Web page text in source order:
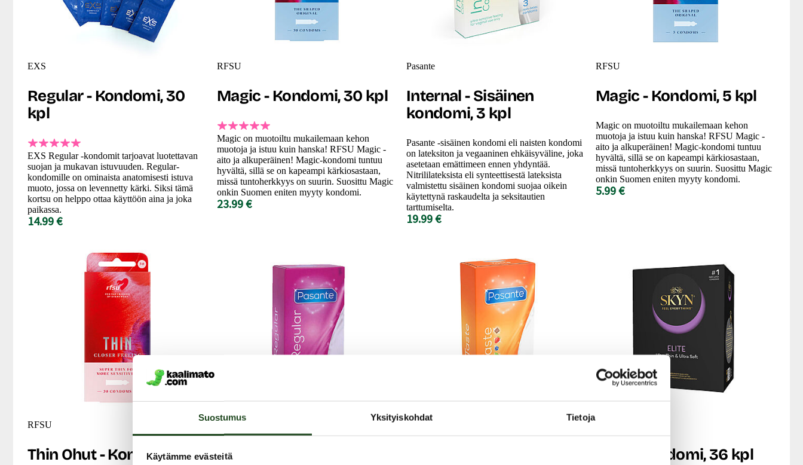
Suostumus Yksityiskohdat Tietoja
Käytämme evästeitä
EXS
Regular - Kondomi, 30
kpl
EXS Regular -kondomit tarjoavat luotettavan
suojan ja mukavan istuvuuden. Regular-
kondomille on ominaista anatomisesti istuva
muoto, jossa on levennetty kärki. Siksi tämä
kortsu on helppo ottaa käyttöön aina ja joka
paikassa.
14.99 €
RFSU
Magic - Kondomi, 30 kpl
Magic on muotoiltu mukailemaan kehon
muotoja ja istuu kuin hanska! RFSU Magic -
aito ja alkuperäinen! Magic-kondomi tuntuu
hyvältä, sillä se on kapeampi kärkiosastaan,
missä tuntoherkkyys on suurin. Suosittu Magic
onkin Suomen eniten myyty kondomi.
23.99 €
Pasante
Internal - Sisäinen
kondomi, 3 kpl
Pasante -sisäinen kondomi eli naisten kondomi
on lateksiton ja vegaaninen ehkäisyväline, joka
asetetaan emättimeen ennen yhdyntää.
Nitrililateksista eli synteettisestä lateksista
valmistettu sisäinen kondomi suojaa oikein
käytettynä raskaudelta ja seksitautien
tarttumiselta.
19.99 €
RFSU
Magic - Kondomi, 5 kpl
Magic on muotoiltu mukailemaan kehon
muotoja ja istuu kuin hanska! RFSU Magic -
aito ja alkuperäinen! Magic-kondomi tuntuu
hyvältä, sillä se on kapeampi kärkiosastaan,
missä tuntoherkkyys on suurin. Suosittu Magic
onkin Suomen eniten myyty kondomi.
5.99 €
RFSU
Thin Ohut - Kondomi, 30
Regular - Kondomi, 12 kpl Elite - Kondomi, 36 kpl